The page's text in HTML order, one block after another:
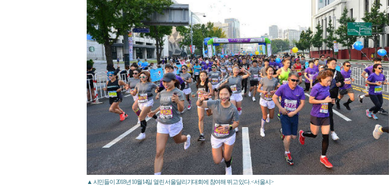
▲ 시민들이 2018년 10월14일 열린 서울달리기대회에 참여해 뛰고 있다. <서울시>